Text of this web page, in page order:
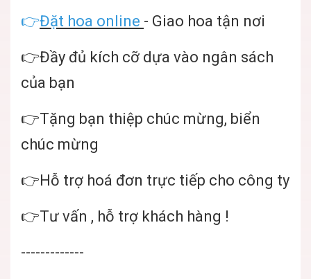
👉Đặt hoa online - Giao hoa tận nơi
👉Đầy đủ kích cỡ dựa vào ngân sách
của bạn
👉Tặng bạn thiệp chúc mừng, biển
chúc mừng
👉Hỗ trợ hoá đơn trực tiếp cho công ty
👉Tư vấn , hỗ trợ khách hàng !
-------------